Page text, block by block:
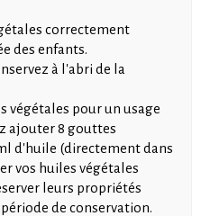
correctement
des enfants.
à l'abri de la
végétales pour un usage
ajouter 8 gouttes
d'huile (directement dans
vos huiles végétales
leurs propriétés
de conservation.